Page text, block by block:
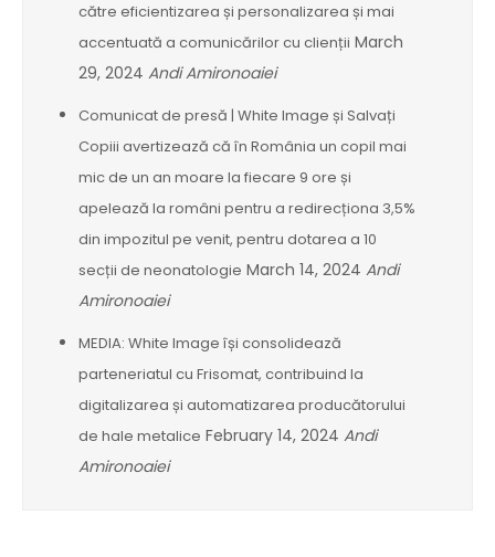
către eficientizarea și personalizarea și mai
accentuată a comunicărilor cu clienții March
29, 2024 Andi Amironoaiei
Comunicat de presă | White Image și Salvați
Copiii avertizează că în România un copil mai
mic de un an moare la fiecare 9 ore și
apelează la români pentru a redirecționa 3,5%
din impozitul pe venit, pentru dotarea a 10
secții de neonatologie March 14, 2024 Andi
Amironoaiei
MEDIA: White Image își consolidează
parteneriatul cu Frisomat, contribuind la
digitalizarea și automatizarea producătorului
de hale metalice February 14, 2024 Andi
Amironoaiei